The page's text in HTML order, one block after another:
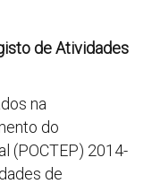
de Atividades
na
do
(POCTEP) 2014-
de